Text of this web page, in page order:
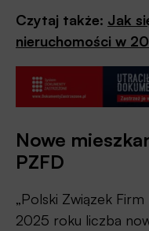
Czytaj także: Jak
nieruchomości w
Nowe
PZFD
„Polski Związek
2025 roku liczba